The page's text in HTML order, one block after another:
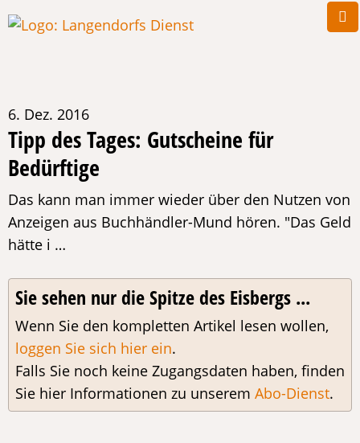
6. Dez. 2016
Tipp des Tages: Gutscheine für
Bedürftige
Das kann man immer wieder über den Nutzen von
Anzeigen aus Buchhändler-Mund hören. "Das Geld
hätte i …
Sie sehen nur die Spitze des Eisbergs ...
Wenn Sie den kompletten Artikel lesen wollen,
loggen Sie sich hier ein.
Falls Sie noch keine Zugangsdaten haben, finden
Sie hier Informationen zu unserem Abo-Dienst.